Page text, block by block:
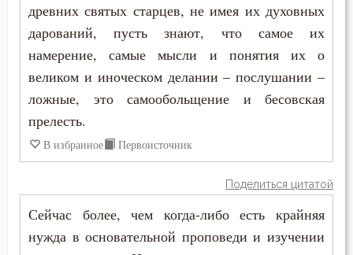
Добродетель
Дух Святой
Духовная жизнь
Ересь
древних святых старцев, не имея их духовных
дарований, пусть знают, что самое их
намерение, самые мысли и понятия их о
великом и иноческом делании – послушании –
ложные, это самообольщение и бесовская
прелесть.
В избранное Первоисточник
Поделиться цитатой
Сейчас более, чем когда-либо есть крайняя
нужда в основательной проповеди и изучении